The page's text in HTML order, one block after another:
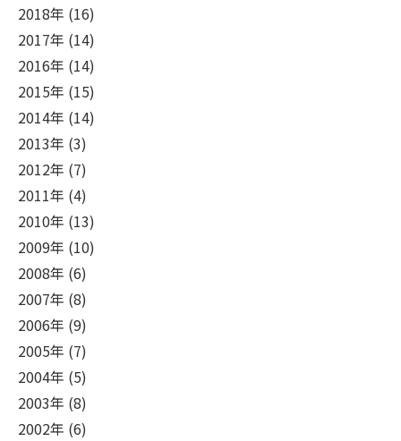
2018年 (16)
2017年 (14)
2016年 (14)
2015年 (15)
2014年 (14)
2013年 (3)
2012年 (7)
2011年 (4)
2010年 (13)
2009年 (10)
2008年 (6)
2007年 (8)
2006年 (9)
2005年 (7)
2004年 (5)
2003年 (8)
2002年 (6)